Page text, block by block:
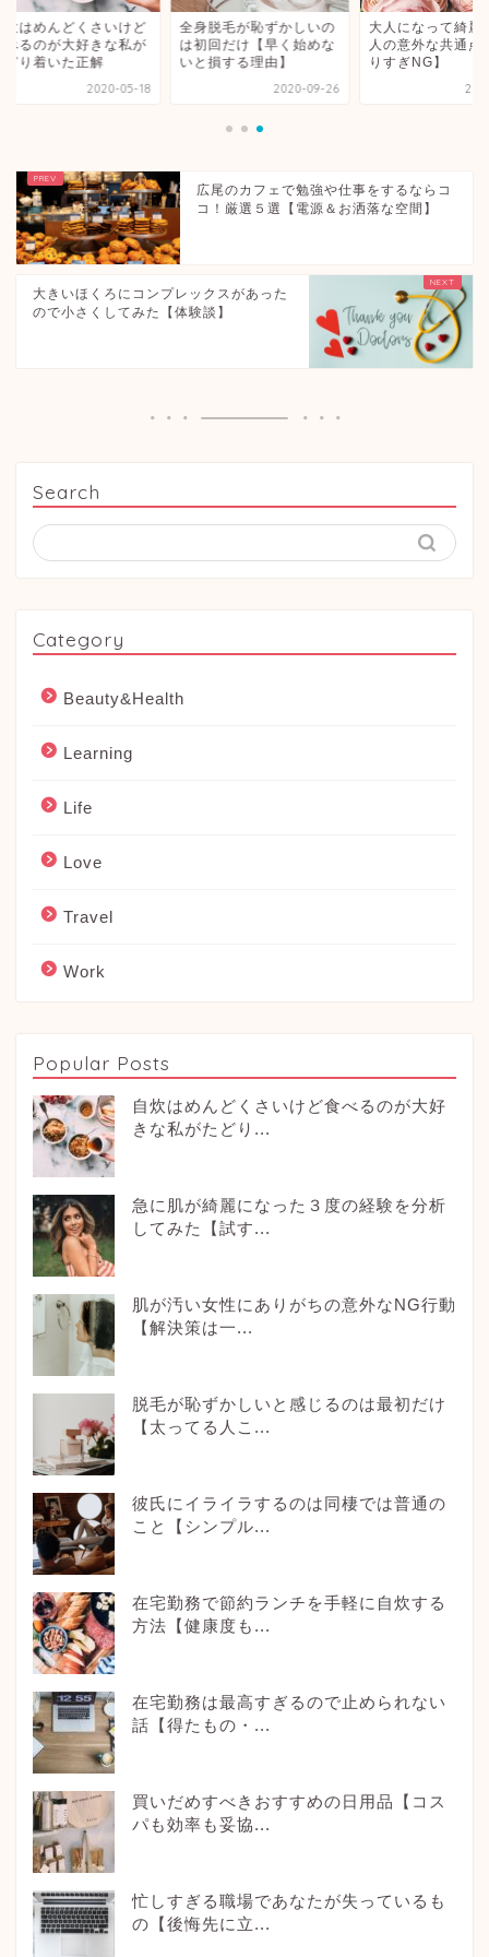
はめんどくさいけど
るのが大好きな私が
り着いた正解
2020-05-18
全身脱毛が恥ずかしいの
は初回だけ【早く始めな
いと損する理由】
2020-09-26
大人になって綺麗に
人の意外な共通点【
りすぎNG】
2021-
広尾のカフェで勉強や仕事をするならコ
コ！厳選５選【電源＆お洒落な空間】
大きいほくろにコンプレックスがあった
ので小さくしてみた【体験談】
Search
Category
Beauty&Health
Learning
Life
Love
Travel
Work
Popular Posts
自炊はめんどくさいけど食べるのが大好
きな私がたどり...
急に肌が綺麗になった３度の経験を分析
してみた【試す...
肌が汚い女性にありがちの意外なNG行動
【解決策は一...
脱毛が恥ずかしいと感じるのは最初だけ
【太ってる人こ...
彼氏にイライラするのは同棲では普通の
こと【シンプル...
在宅勤務で節約ランチを手軽に自炊する
方法【健康度も...
在宅勤務は最高すぎるので止められない
話【得たもの・...
買いだめすべきおすすめの日用品【コス
パも効率も妥協...
忙しすぎる職場であなたが失っているも
の【後悔先に立...